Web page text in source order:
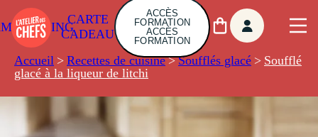
CARTE
CADEAU
ACCÈS
FORMATION
ACCÈS
FORMATION
Accueil > Recettes de cuisine > Soufflés glacé > Soufflé
glacé à la liqueur de litchi